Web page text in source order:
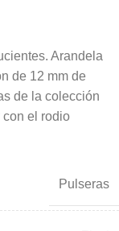
Arandela
de 12 mm de
de la colección
con el rodio
Pulseras